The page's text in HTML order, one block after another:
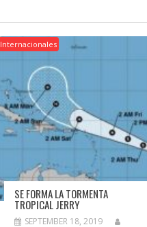
Internacionales
SE FORMA LA TORMENTA
TROPICAL JERRY
SEPTEMBER 18, 2019